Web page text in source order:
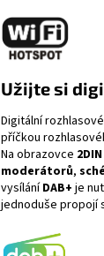
Užijte si
Digitální
příčkou
Na obrazovce
moderátorů,
vysíláníDAB+ je
jednoduše propojí